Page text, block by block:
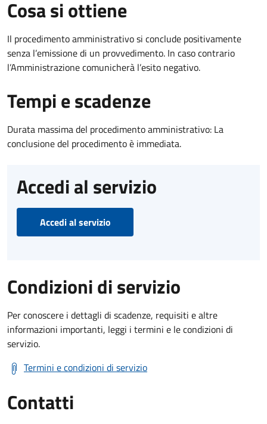
Cosa si ottiene
Il procedimento amministrativo si conclude positivamente
senza l’emissione di un provvedimento. In caso contrario
l’Amministrazione comunicherà l’esito negativo.
Tempi e scadenze
Durata massima del procedimento amministrativo: La
conclusione del procedimento è immediata.
Accedi al servizio
Accedi al servizio
Condizioni di servizio
Per conoscere i dettagli di scadenze, requisiti e altre
informazioni importanti, leggi i termini e le condizioni di
servizio.
Termini e condizioni di servizio
Contatti